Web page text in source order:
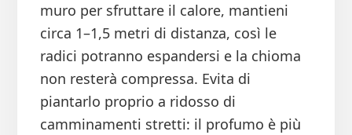
muro per sfruttare il calore, mantieni
circa 1–1,5 metri di distanza, così le
radici potranno espandersi e la chioma
non resterà compressa. Evita di
piantarlo proprio a ridosso di
camminamenti stretti: il profumo è più